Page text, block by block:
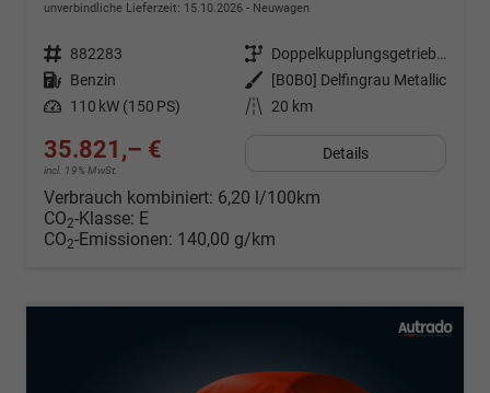
unverbindliche Lieferzeit: 15.10.2026 Neuwagen
Fahrzeugnr. 882283 Getriebe
Doppelkupplungsgetriebe (DSG)
Kraftstoff Benzin Außenfarbe
[B0B0] Delfingrau Metallic
Leistung 110 kW (150 PS) Kilometerstand 20 km
35.821,– €
incl. 19% MwSt.
Details
Verbrauch kombiniert: 6,20 l/100km
CO2-Klasse: E
CO2-Emissionen: 140,00 g/km